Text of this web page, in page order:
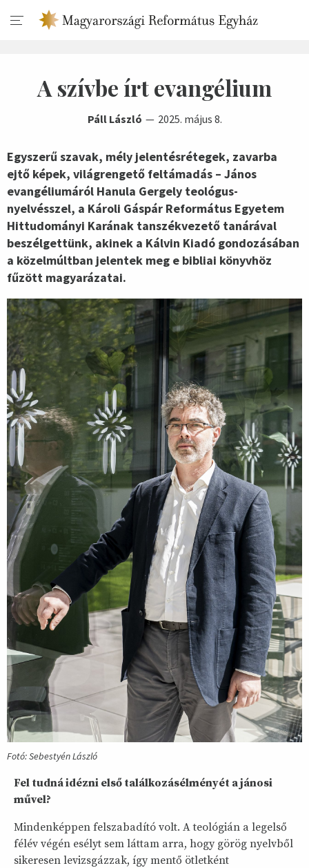
A szívbe írt evangélium
Páll László 2025. május 8.
Egyszerű szavak, mély jelentésrétegek, zavarba
ejtő képek, világrengető feltámadás – János
evangéliumáról Hanula Gergely teológus-
nyelvésszel, a Károli Gáspár Református Egyetem
Hittudományi Karának tanszékvezető tanárával
beszélgettünk, akinek a Kálvin Kiadó gondozásában
a közelmúltban jelentek meg e bibliai könyvhöz
fűzött magyarázatai.
Fotó: Sebestyén László
Fel tudná idézni első találkozásélményét a jánosi
művel?
Mindenképpen felszabadító volt. A teológián a legelső
félév végén esélyt sem láttam arra, hogy görög nyelvből
sikeresen levizsgázzak, így mentő ötletként